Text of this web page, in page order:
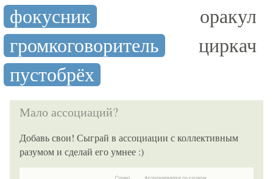
фокусник
оракул
громкоговоритель
циркач
пустобрёх
Мало ассоциаций?
Добавь свои! Сыграй в ассоциации с коллективным
разумом и сделай его умнее :)